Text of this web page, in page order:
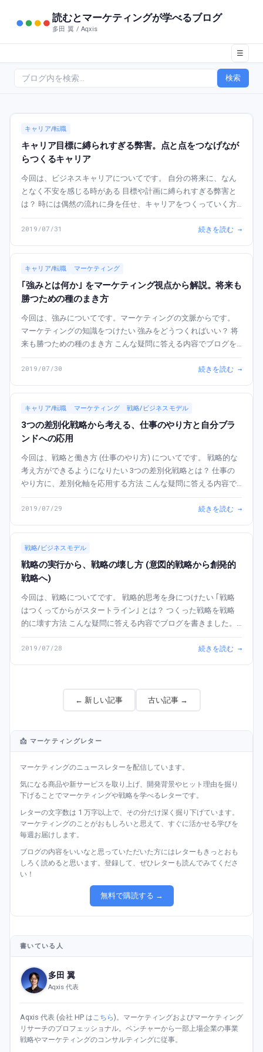
読むとマーケティングが学べるブログ
多田 翼 / Aqxis
☰
検索
キャリア/転職
キャリア目標に縛られすぎる弊害。点と点をつなげなが
らつくるキャリア
今回は、ビジネスキャリアについてです。 自分の将来に、なん
となく不安を感じる時がある 目標や計画に縛られすぎる弊害と
は？ 時には偶然の流れに身を任せ、キャリアをつくっていく方
2019/07/31 続きを読む →
キャリア/転職 マーケティング
｢強みとは何か｣ をマーケティング視点から解説。将来も
勝つための種のまき方
今回は、強みについてです。マーケティングの文脈からです。
マーケティングの知識をつけたい 強みをどうつくればいい？ 将
来も勝つための種のまき方 こんな疑問に答える内容でブログを
みとは何かです。強...
2019/07/30 続きを読む →
キャリア/転職 マーケティング 戦略/ビジネスモデル
3つの差別化戦略から考える、仕事のやり方と自分ブラ
ンドへの応用
今回は、戦略と働き方 (仕事のやり方) についてです。 戦略的な
考え方ができるようになりたい 3つの差別化戦略とは？ 仕事の
やり方に、差別化軸を応用する方法 こんな疑問に答える内容で
のは、戦略に...
2019/07/29 続きを読む →
戦略/ビジネスモデル
戦略の実行から、戦略の壊し方 (意図的戦略から創発的
戦略へ)
今回は、戦略についてです。 戦略的思考を身につけたい ｢戦略
はつくってからがスタートライン｣ とは？ つくった戦略を戦略
的に壊す方法 こんな疑問に答える内容でブログを書きました。
す。 戦略...
2019/07/28 続きを読む →
← 新しい記事 古い記事 →
📩 マーケティングレター
マーケティングのニュースレターを配信しています。
気になる商品や新サービスを取り上げ、開発背景やヒット理由を掘り
下げることでマーケティングや戦略を学べるレターです。
レターの文字数は 1 万字以上で、その分だけ深く掘り下げています。
マーケティングのことがおもしろいと思えて、すぐに活かせる学びを
毎週お届けします。
ブログの内容をいいなと思っていただいた方にはレターもきっとおも
しろく読めると思います。登録して、ぜひレターも読んでみてくださ
い！
無料で購読する →
書いている人
多田 翼
Aqxis 代表
Aqxis 代表 (会社 HP はこちら)。マーケティングおよびマーケティング
リサーチのプロフェッショナル。ベンチャーから一部上場企業の事業
戦略やマーケティングのコンサルティングに従事。